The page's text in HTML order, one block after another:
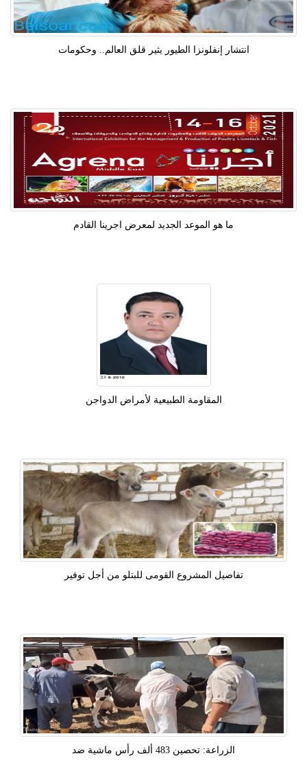
انتشار إنفلونزا الطيور يثير قلق العالم.. وحكومات
ما هو الموعد الجديد لمعرض اجرينا القادم
المقاومة الطبيعية لأمراض الدواجن
تفاصيل المشروع القومى للبتلو من أجل توفير
الزراعة: تحصين 483 ألف رأس ماشية ضد